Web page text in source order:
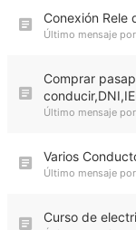
Conexión Rele
Último mensaje por
Comprar
Último mensaje por
Varios
Último mensaje por
Curso de